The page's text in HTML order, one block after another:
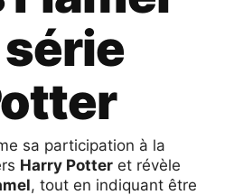
sa participation à la
Harry Potter et révèle
, tout en indiquant être